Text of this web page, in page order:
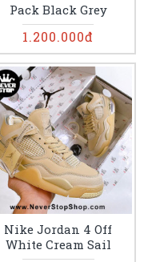
Pack Black Grey
1.200.000đ
Nike Jordan 4 Off
White Cream Sail